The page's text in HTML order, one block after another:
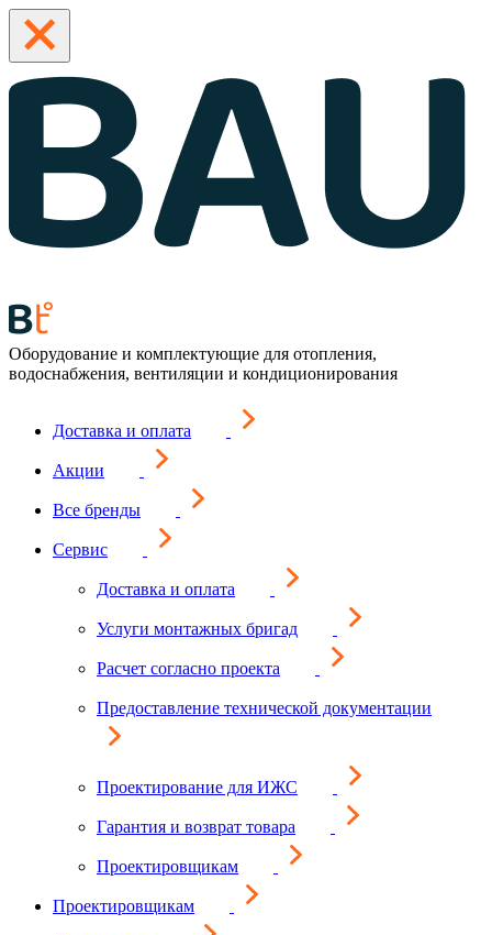
Оборудование и комплектующие для отопления,
водоснабжения, вентиляции и кондиционирования
Доставка и оплата
Акции
Все бренды
Сервис
Доставка и оплата
Услуги монтажных бригад
Расчет согласно проекта
Предоставление технической документации
Проектирование для ИЖС
Гарантия и возврат товара
Проектировщикам
Проектировщикам